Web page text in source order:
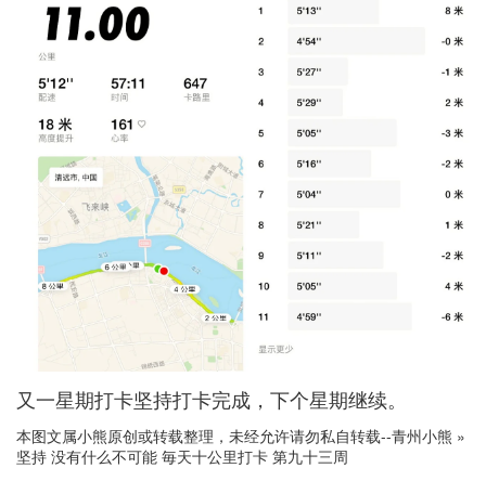
又一星期打卡坚持打卡完成，下个星期继续。
本图文属小熊原创或转载整理，未经允许请勿私自转载--青州小熊 »
坚持 没有什么不可能 毎天十公里打卡 第九十三周